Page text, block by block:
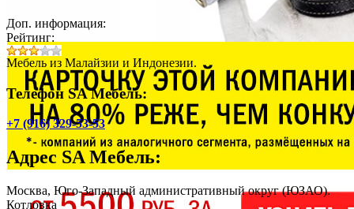
Доп. информация:
Рейтинг:
Мебель из Малайзии и Индонезии.
Телефон SA Мебель:
+7 (916) 329-53-53
Адрес SA Мебель:
Москва, Юго-Западный административный округ (ЮЗАО).
Котловка